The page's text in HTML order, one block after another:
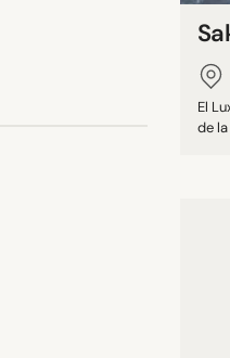
El
de